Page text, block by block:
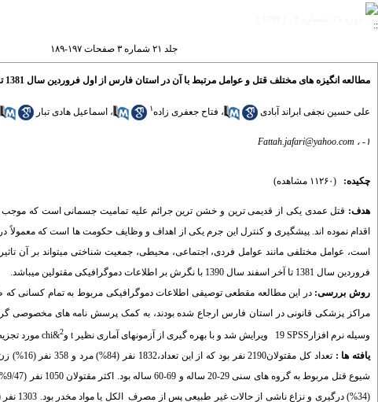
جلد ۲۱ شماره ۳ صفحات ۱۹۷-۱۸۹
مطالعه انگیزه های مختلف قتل و عوامل مرتبط با آن در استان فارس از اول فروردین سال 1381 تا آخر اسفند سال 1390
علی حسین نجفی ابراند آبادی ، فتاح جعفری زاده۱ ، اسماعیل هادی تبار
۱- ، Fattah.jafari@yahoo.com
چکیده: (۱۱۲۶۰ مشاهده)
هدف: قتل عمدی یکی از قدیمی­ ترین و خشن­ ترین جرائم علیه تمامیت جسمانی است که موجب
اقدام نموده اند. پیشگیری و کنترل این جرم یکی از اهداف و وظایف حکومت ­ها است که معمولاً
است، عوامل مختلفی مانند عوامل فردی، اجتماعی، محیطی، جمعیت شناختی می­تواند بر آن
فروردین سال 1381 تا آخر اسفند سال 1390 با نگرش بر اطلاعات دموگرافیکی مقتولین می­باشد.
روش بررسی:
مراکز پزشکی قانونی در استان فارس ارجاع شده بودند، به کمک پرسش­ نامه­ های مخصوصی
وسیله نرم افزار SPSS ویرایش شد و با بهره گیری از آزمون­های آماری نظیرt و2&chi مورد تجزیه و تحلیل قرارگرفت. میزان خطای آزمون­ ها برابر با (5% =&alpha) در نظرگرفته شد.
یافته ‏ها :تعداد کل مقتولان2190 نفر بود که از این تعداد،1832 نفر (84%) مرد و 358 نفر (16%) زن بودند